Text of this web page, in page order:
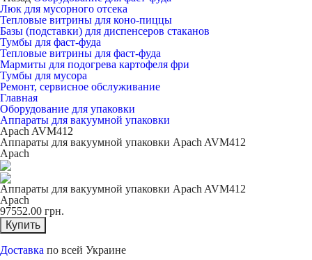
Люк для мусорного отсека
Тепловые витрины для коно-пиццы
Базы (подставки) для диспенсеров стаканов
Тумбы для фаст-фуда
Тепловые витрины для фаст-фуда
Мармиты для подогрева картофеля фри
Тумбы для мусора
Ремонт, сервисное обслуживание
Главная
Оборудование для упаковки
Аппараты для вакуумной упаковки
Apach AVM412
Аппараты для вакуумной упаковки Apach AVM412
Apach
Аппараты для вакуумной упаковки Apach AVM412
Apach
97552.00 грн.
Купить
Доставка по всей Украине